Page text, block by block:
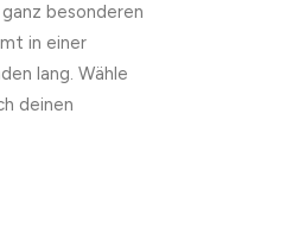
besonderen
in einer
lang. Wähle
deinen